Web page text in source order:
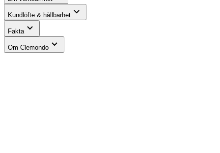
Kundlöfte & hållbarhet
Fakta
Om Clemondo